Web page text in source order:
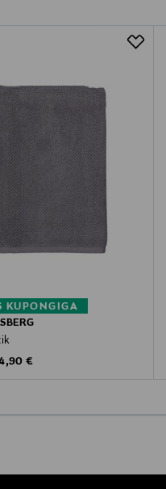
KUPONGIGA
Price
€